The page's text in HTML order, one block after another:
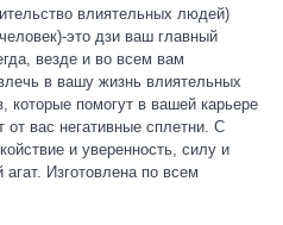
влиятельных людей)
это дзи ваш главный
везде и во всем вам
в вашу жизнь влиятельных
которые помогут в вашей карьере
от вас негативные сплетни. С
и уверенность, силу и
Изготовлена по всем